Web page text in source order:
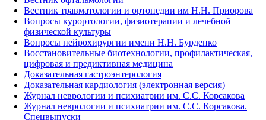
Вестник травматологии и ортопедии им Н.Н. Приорова
Вопросы курортологии, физиотерапии и лечебной
физической культуры
Вопросы нейрохирургии имени Н.Н. Бурденко
Восстановительные биотехнологии, профилактическая,
цифровая и предиктивная медицина
Доказательная гастроэнтерология
Доказательная кардиология (электронная версия)
Журнал неврологии и психиатрии им. С.С. Корсакова
Журнал неврологии и психиатрии им. С.С. Корсакова.
Спецвыпуски